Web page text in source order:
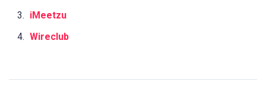
iMeetzu
Wireclub